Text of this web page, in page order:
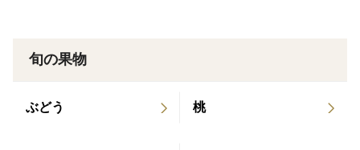
を承ることは出来かねます。
・また、不在期間が明らかで避けてほしい日がある場合
・ヤマト運輸クール冷蔵でのお届け。果実は収穫と同時
旬の果物
ぶどう 桃